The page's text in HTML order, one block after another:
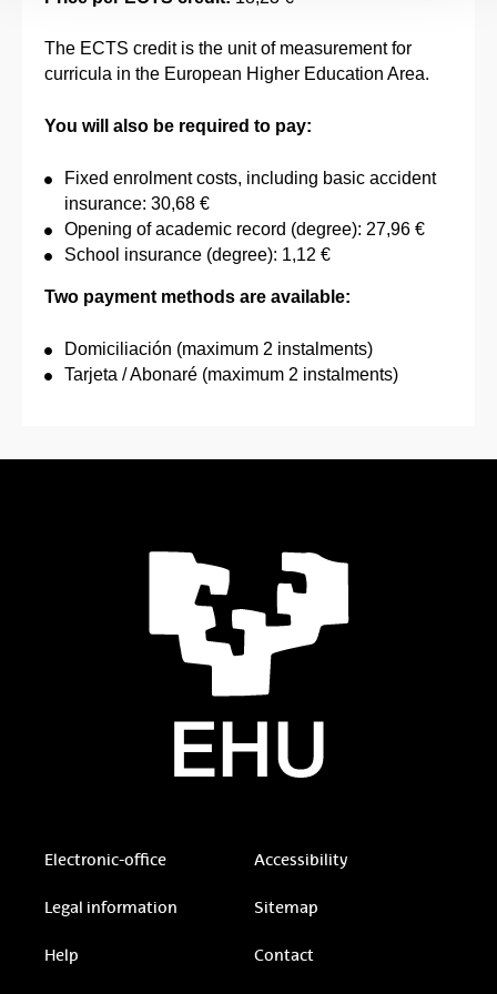
The ECTS credit is the unit of measurement for
curricula in the European Higher Education Area.
You will also be required to pay:
Fixed enrolment costs, including basic accident
insurance: 30,68 €
Opening of academic record (degree): 27,96 €
School insurance (degree): 1,12 €
Two payment methods are available:
Domiciliación (maximum 2 instalments)
Tarjeta / Abonaré (maximum 2 instalments)
Electronic-office Accessibility
Legal information Sitemap
Help Contact